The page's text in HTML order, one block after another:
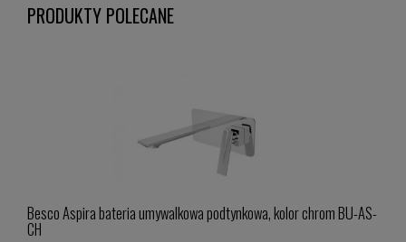
PRODUKTY POLECANE
Besco Aspira bateria umywalkowa podtynkowa, kolor chrom BU-AS-
CH